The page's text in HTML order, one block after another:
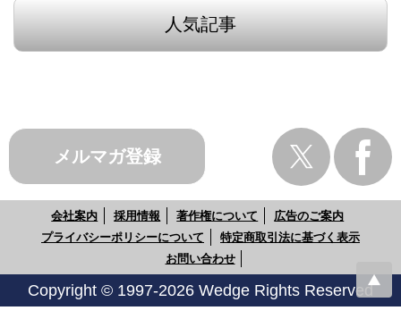
人気記事
メルマガ登録
会社案内 採用情報 著作権について
広告のご案内
プライバシーポリシーについて
特定商取引法に基づく表示
お問い合わせ
Copyright © 1997-2026 Wedge Rights Reserved